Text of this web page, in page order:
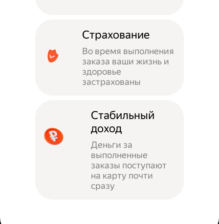
Страхование
Во время выполнения
заказа ваши жизнь и
здоровье
застрахованы
Стабильный
доход
Деньги за
выполненные
заказы поступают
на карту почти
сразу